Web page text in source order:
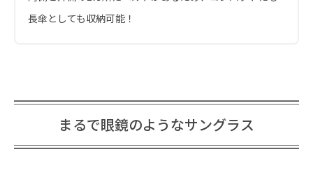
長傘としても収納可能！
まるで眼鏡のようなサングラス